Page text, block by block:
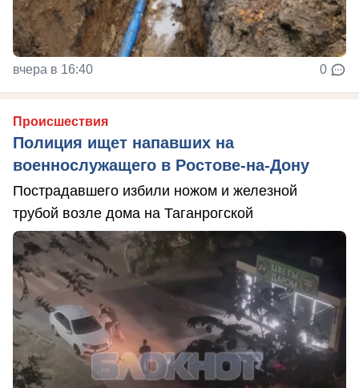
вчера в 16:40 0
Происшествия
Полиция ищет напавших на
военнослужащего в Ростове-на-Дону
Пострадавшего избили ножом и железной
трубой возле дома на Таганрогской